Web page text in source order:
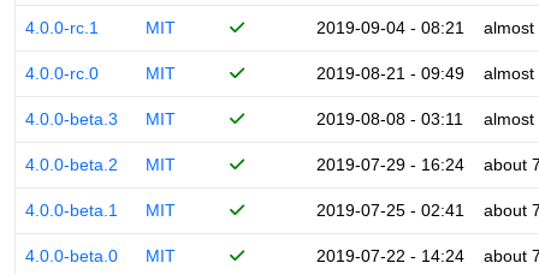
4.0.0-rc.1 MIT 2019-09-04 - 08:21 almost
4.0.0-rc.0 MIT 2019-08-21 - 09:49 almost
4.0.0-beta.3 MIT 2019-08-08 - 03:11 almost
4.0.0-beta.2 MIT 2019-07-29 - 16:24 about
4.0.0-beta.1 MIT 2019-07-25 - 02:41 about
4.0.0-beta.0 MIT 2019-07-22 - 14:24 about